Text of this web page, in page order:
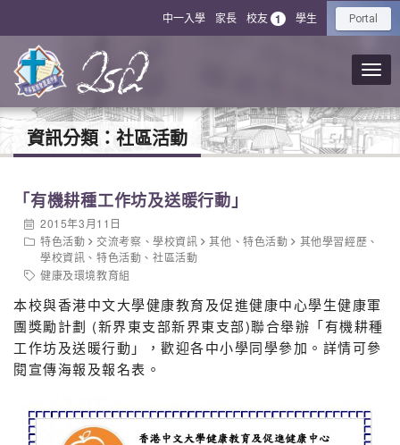
中一入學 家長 校友 1 學生 Portal
資訊分類： 社區活動
「有機耕種工作坊及送暖行動」
2015年3月11日
特色活動
交流考察 、學校資訊 其他 、特色活動 其他學習經歷 、
學校資訊 、特色活動 、社區活動
健康及環境教育組
本校與香港中文大學健康教育及促進健康中心學生健康軍
團獎勵計劃 (新界東支部新界東支部)聯合舉辦「有機耕種
工作坊及送暖行動」，歡迎各中小學同學參加。詳情可參
閱宣傳海報及報名表。